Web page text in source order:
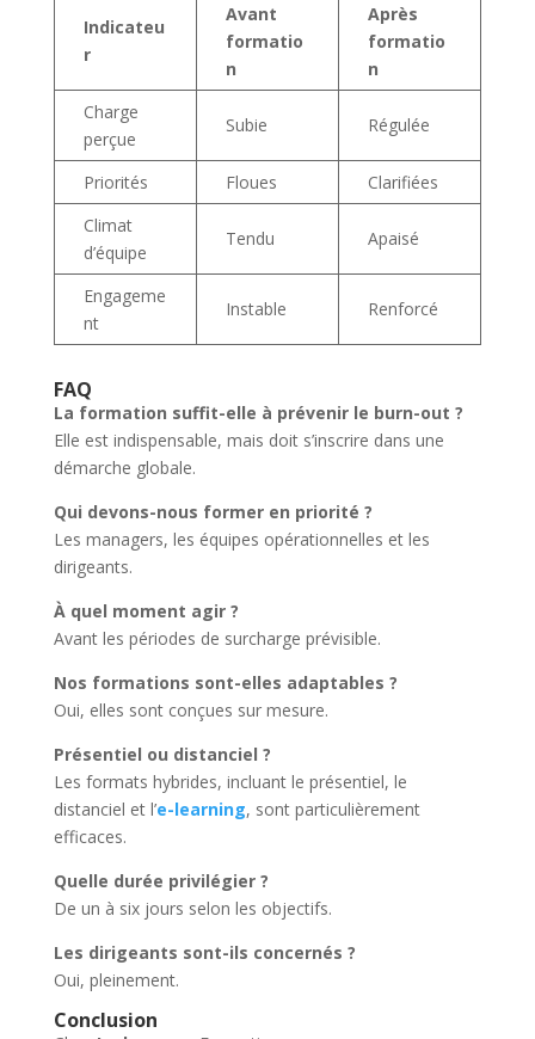
Indicateu
r
Avant
formatio
n
Après
formatio
n
Charge
perçue
Subie Régulée
Priorités Floues
Clarifiées
Climat
d’équipe
Tendu Apaisé
Engageme
nt
Instable Renforcé
FAQ
La formation suffit-elle à prévenir le burn-out ?
Elle est indispensable, mais doit s’inscrire dans une
démarche globale.
Qui devons-nous former en priorité ?
Les managers, les équipes opérationnelles et les
dirigeants.
À quel moment agir ?
Avant les périodes de surcharge prévisible.
Nos formations sont-elles adaptables ?
Oui, elles sont conçues sur mesure.
Présentiel ou distanciel ?
Les formats hybrides, incluant le présentiel, le
distanciel et l’e-learning, sont particulièrement
efficaces.
Quelle durée privilégier ?
De un à six jours selon les objectifs.
Les dirigeants sont-ils concernés ?
Oui, pleinement.
Conclusion